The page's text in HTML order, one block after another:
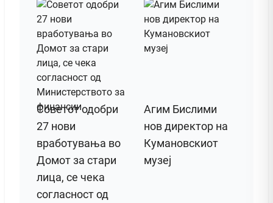
Советот одобри
27 нови
вработувања во
Домот за стари
лица, се чека
согласност од
Агим Бислими
нов директор на
Кумановскиот
музеј